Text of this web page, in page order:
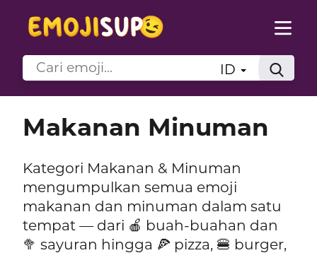
ID
Makanan Minuman
Kategori Makanan & Minuman
mengumpulkan semua emoji
makanan dan minuman dalam satu
tempat — dari 🍎 buah-buahan dan
🥦 sayuran hingga 🍕 pizza, 🍔 burger,